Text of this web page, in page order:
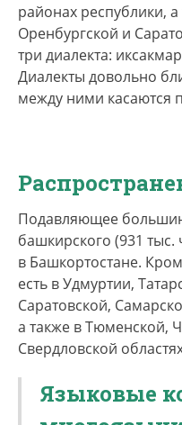
районах республики,
Оренбургской и
три диалекта:
Диалекты довольно
между ними касаются
Подавляющее
башкирского (931 тыс.
в Башкортостане.
есть в Удмуртии,
Саратовской,
а также в Тюменской,
Свердловской
Языковые